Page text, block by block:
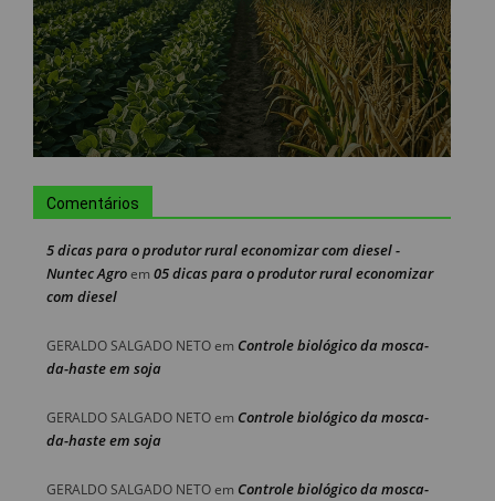
Comentários
5 dicas para o produtor rural economizar com diesel -
Nuntec Agroem 05 dicas para o produtor rural economizar
com diesel
GERALDO SALGADO NETOem Controle biológico da mosca-
da-haste em soja
GERALDO SALGADO NETOem Controle biológico da mosca-
da-haste em soja
GERALDO SALGADO NETOem Controle biológico da mosca-